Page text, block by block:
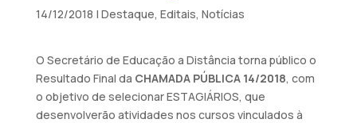
14/12/2018 | Destaque, Editais, Notícias
O Secretário de Educação a Distância torna público o
Resultado Final da CHAMADA PÚBLICA 14/2018, com
o objetivo de selecionar ESTAGIÁRIOS, que
desenvolverão atividades nos cursos vinculados à